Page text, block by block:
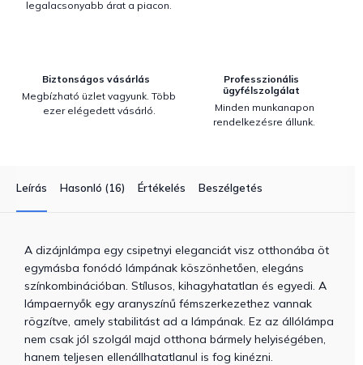
legalacsonyabb árat a piacon.
Biztonságos vásárlás
Megbízható üzlet vagyunk. Több
ezer elégedett vásárló.
Professzionális
ügyfélszolgálat
Minden munkanapon
rendelkezésre állunk.
Leírás Hasonló (16) Értékelés Beszélgetés
A dizájnlámpa egy csipetnyi eleganciát visz otthonába öt
egymásba fonódó lámpának köszönhetően, elegáns
színkombinációban. Stílusos, kihagyhatatlan és egyedi. A
lámpaernyők egy aranyszínű fémszerkezethez vannak
rögzítve, amely stabilitást ad a lámpának. Ez az állólámpa
nem csak jól szolgál majd otthona bármely helyiségében,
hanem teljesen ellenállhatatlanul is fog kinézni.